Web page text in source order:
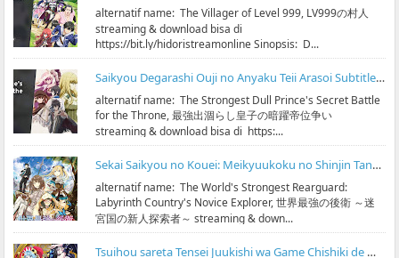
alternatif name: The Villager of Level 999, LV999の村人
streaming & download bisa di
https://bit.ly/hidoristreamonline Sinopsis: D...
Saikyou Degarashi Ouji no Anyaku Teii Arasoi Subtitle Indonesia
alternatif name: The Strongest Dull Prince's Secret Battle
for the Throne, 最強出涸らし皇子の暗躍帝位争い
streaming & download bisa di https:...
Sekai Saikyou no Kouei: Meikyuukoku no Shinjin Tansakusha Subtitle Indonesia
alternatif name: The World's Strongest Rearguard:
Labyrinth Country's Novice Explorer, 世界最強の後衛 ～迷
宮国の新人探索者～ streaming & down...
Tsuihou sareta Tensei Juukishi wa Game Chishiki de Musou suru Subtitle Indonesia